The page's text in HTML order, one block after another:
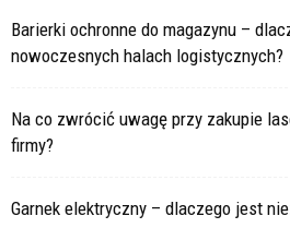
Barierki ochronne do magazynu –
nowoczesnych halach logistycznych?
Na co zwrócić uwagę przy zakupie
firmy?
Garnek elektryczny – dlaczego jest